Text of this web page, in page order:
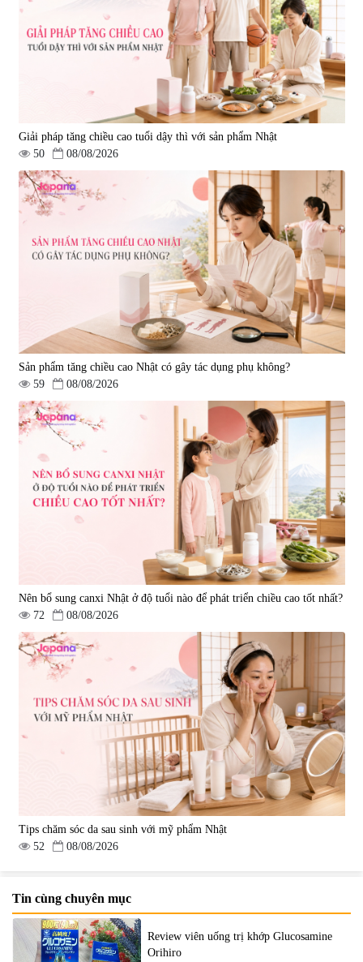
Giải pháp tăng chiều cao tuổi dậy thì với sản phẩm Nhật
50
08/08/2026
Sản phẩm tăng chiều cao Nhật có gây tác dụng phụ không?
59
08/08/2026
Nên bổ sung canxi Nhật ở độ tuổi nào để phát triển chiều cao tốt nhất?
72
08/08/2026
Tips chăm sóc da sau sinh với mỹ phẩm Nhật
52
08/08/2026
Tin cùng chuyên mục
Review viên uống trị khớp Glucosamine
Orihiro